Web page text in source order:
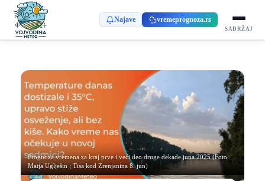
Najave vremeprognoza.rs
SADRŽAJ
Prognoza vremena za kraj prve i veći deo druge dekade juna 2025 (Foto:
Matja Uglješin ; Tisa kod Zrenjanina 8. jun)